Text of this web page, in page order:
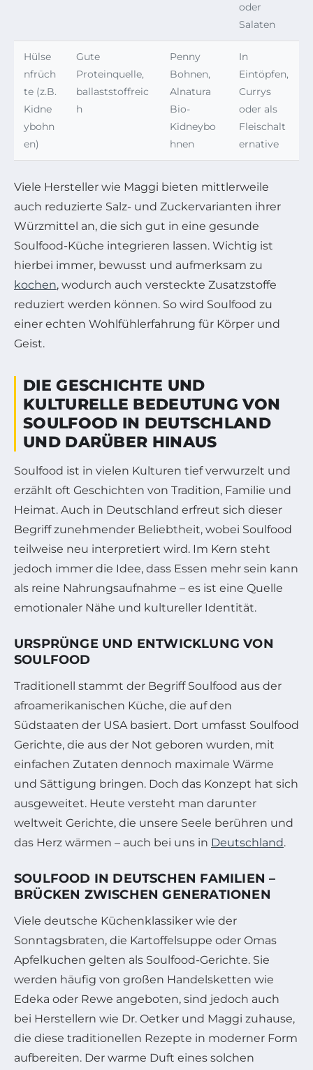
oder
Salaten
Hülse
nfrüch
te (z.B.
Kidne
ybohn
en)
Gute
Proteinquelle,
ballaststoffreic
h
Penny
Bohnen,
Alnatura
Bio-
Kidneybo
hnen
In
Eintöpfen,
Currys
oder als
Fleischalt
ernative
Viele Hersteller wie Maggi bieten mittlerweile
auch reduzierte Salz- und Zuckervarianten ihrer
Würzmittel an, die sich gut in eine gesunde
Soulfood-Küche integrieren lassen. Wichtig ist
hierbei immer, bewusst und aufmerksam zu
kochen, wodurch auch versteckte Zusatzstoffe
reduziert werden können. So wird Soulfood zu
einer echten Wohlfühlerfahrung für Körper und
Geist.
DIE GESCHICHTE UND
KULTURELLE BEDEUTUNG VON
SOULFOOD IN DEUTSCHLAND
UND DARÜBER HINAUS
Soulfood ist in vielen Kulturen tief verwurzelt und
erzählt oft Geschichten von Tradition, Familie und
Heimat. Auch in Deutschland erfreut sich dieser
Begriff zunehmender Beliebtheit, wobei Soulfood
teilweise neu interpretiert wird. Im Kern steht
jedoch immer die Idee, dass Essen mehr sein kann
als reine Nahrungsaufnahme – es ist eine Quelle
emotionaler Nähe und kultureller Identität.
URSPRÜNGE UND ENTWICKLUNG VON
SOULFOOD
Traditionell stammt der Begriff Soulfood aus der
afroamerikanischen Küche, die auf den
Südstaaten der USA basiert. Dort umfasst Soulfood
Gerichte, die aus der Not geboren wurden, mit
einfachen Zutaten dennoch maximale Wärme
und Sättigung bringen. Doch das Konzept hat sich
ausgeweitet. Heute versteht man darunter
weltweit Gerichte, die unsere Seele berühren und
das Herz wärmen – auch bei uns in Deutschland.
SOULFOOD IN DEUTSCHEN FAMILIEN –
BRÜCKEN ZWISCHEN GENERATIONEN
Viele deutsche Küchenklassiker wie der
Sonntagsbraten, die Kartoffelsuppe oder Omas
Apfelkuchen gelten als Soulfood-Gerichte. Sie
werden häufig von großen Handelsketten wie
Edeka oder Rewe angeboten, sind jedoch auch
bei Herstellern wie Dr. Oetker und Maggi zuhause,
die diese traditionellen Rezepte in moderner Form
aufbereiten. Der warme Duft eines solchen